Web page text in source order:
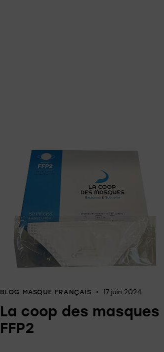
BLOG MASQUE FRANÇAIS 17 juin 2024
La coop des masques
FFP2